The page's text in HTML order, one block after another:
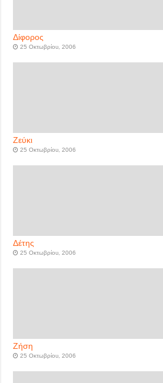
Δίφορος
25 Οκτωβρίου, 2006
Ζεύκι
25 Οκτωβρίου, 2006
Δέτης
25 Οκτωβρίου, 2006
Ζήση
25 Οκτωβρίου, 2006